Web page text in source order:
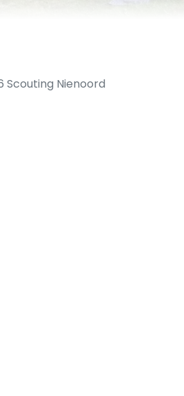
Scouting Nienoord